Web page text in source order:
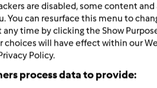
#7
Monisiu, piękne i proste. No,
Góra strony
are disabled, some content and
You can resurface this menu to
time by clicking the Show
choices will have effect within our
Policy.
process data to provide: